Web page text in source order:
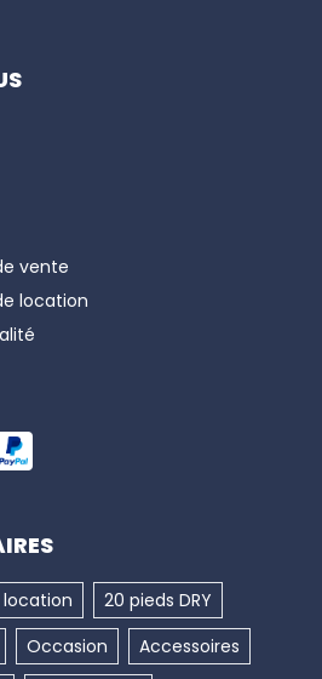
vente
location
20 pieds DRY
Occasion Accessoires